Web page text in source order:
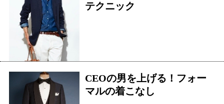
テクニック
CEOの男を上げる！フォー
マルの着こなし